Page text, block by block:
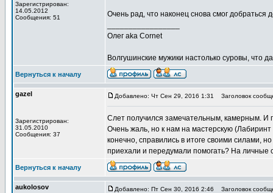
Зарегистрирован:
14.05.2012
Сообщения: 51
Очень рад, что наконец снова смог добраться
Олег aka Cornet
Волгушинские мужики настолько суровы, что
Вернуться к началу
gazel
Зарегистрирован:
31.05.2010
Сообщения: 37
Добавлено: Чт Сен 29, 2016 1:31 Заголовок
Слет получился замечательным, камерным. И
Очень жаль, но к нам на мастерскую
конечно, справились в итоге своими силами,
приехали и передумали помогать? На личные
Вернуться к началу
aukolosov Добавлено: Пт Сен 30, 2016 2:46 Заголовок